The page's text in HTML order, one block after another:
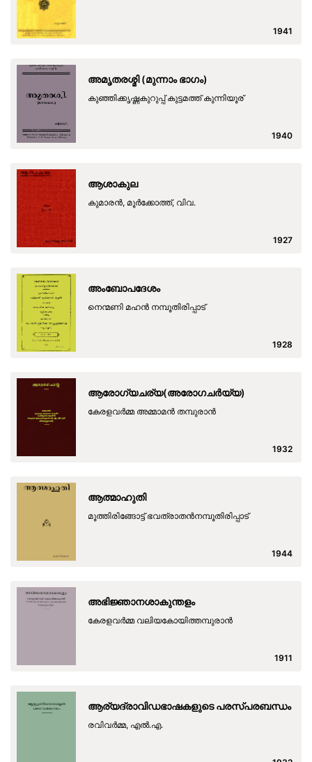
1941
അമൃതരശ്മി (മുന്നാം ഭാഗം)
കുഞ്ഞിക്കൃഷ്ണകുറുപ്പ് കുട്ടമത്ത് കുന്നിയൂര്
1940
ആശാകുല
കുമാരന്‍, മൂര്‍ക്കോത്ത്, വിവ.
1927
അംബോപദേശം
നെന്മണി മഹന്‍ നമ്പൂതിരിപ്പാട്
1928
ആരോഗ്യചര്യ(അരോഗചർയ്യ)
കേരളവര്‍മ്മ അമ്മാമന്‍ തമ്പുരാന്‍
1932
ആത്മാഹുതി
മൂത്തിരിങ്ങോട്ട് ഭവത്രാതന്‍നമ്പൂതിരിപ്പാട്
1944
അഭിജ്ഞാനശാകുന്തളം
കേരളവര്‍മ്മ വലിയകോയിത്തമ്പുരാന്‍
1911
ആര്യദ്രാവിഡഭാഷകളുടെ പരസ്പരബന്ധം
രവിവര്‍മ്മ, എല്‍.എ.